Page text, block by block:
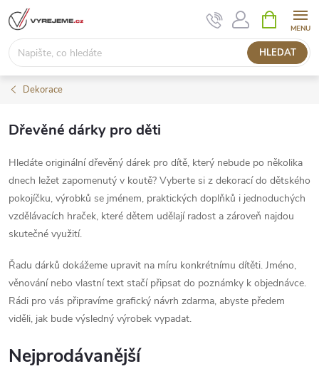
Přejít
na
obsah
HLEDAT
NÁKUPNÍ
KOŠÍK
Dekorace
Dřevěné dárky pro děti
Hledáte originální dřevěný dárek pro dítě, který nebude po několika
dnech ležet zapomenutý v koutě? Vyberte si z dekorací do dětského
pokojíčku, výrobků se jménem, praktických doplňků i jednoduchých
vzdělávacích hraček, které dětem udělají radost a zároveň najdou
skutečné využití.
Řadu dárků dokážeme upravit na míru konkrétnímu dítěti. Jméno,
věnování nebo vlastní text stačí připsat do poznámky k objednávce.
Rádi pro vás připravíme grafický návrh zdarma, abyste předem
viděli, jak bude výsledný výrobek vypadat.
Nejprodávanější